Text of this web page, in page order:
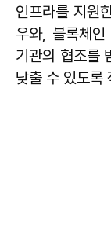
인프라를 지원
우와, 블록체
기관의 협조를
낮출 수 있도록